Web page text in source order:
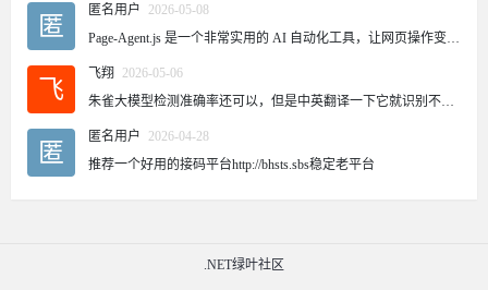
匿
匿名用户
2026-05-08
Page-Agent.js 是一个非常实用的 AI 自动化工具，让网页操作变得更加智能和便捷。对于需要频繁操作网页的用户来说，这个工具可以大大提高效率。
飞
飞翔
2026-05-06
朱雀大模型检测准确率还可以，但是中英翻译一下它就识别不出来了~
匿
匿名用户
2026-04-28
推荐一个好用的接码平台http://bhsts.sbs稳定老平台
.NET绿叶社区